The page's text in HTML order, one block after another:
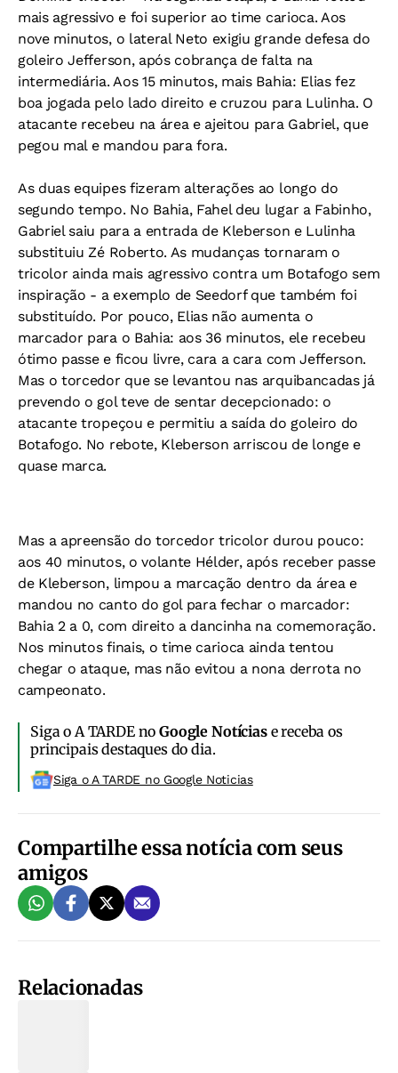
mais agressivo e foi superior ao time carioca. Aos
nove minutos, o lateral Neto exigiu grande defesa do
goleiro Jefferson, após cobrança de falta na
intermediária. Aos 15 minutos, mais Bahia: Elias fez
boa jogada pelo lado direito e cruzou para Lulinha. O
atacante recebeu na área e ajeitou para Gabriel, que
pegou mal e mandou para fora.
As duas equipes fizeram alterações ao longo do
segundo tempo. No Bahia, Fahel deu lugar a Fabinho,
Gabriel saiu para a entrada de Kleberson e Lulinha
substituiu Zé Roberto. As mudanças tornaram o
tricolor ainda mais agressivo contra um Botafogo sem
inspiração - a exemplo de Seedorf que também foi
substituído. Por pouco, Elias não aumenta o
marcador para o Bahia: aos 36 minutos, ele recebeu
ótimo passe e ficou livre, cara a cara com Jefferson.
Mas o torcedor que se levantou nas arquibancadas já
prevendo o gol teve de sentar decepcionado: o
atacante tropeçou e permitiu a saída do goleiro do
Botafogo. No rebote, Kleberson arriscou de longe e
quase marca.
Mas a apreensão do torcedor tricolor durou pouco:
aos 40 minutos, o volante Hélder, após receber passe
de Kleberson, limpou a marcação dentro da área e
mandou no canto do gol para fechar o marcador:
Bahia 2 a 0, com direito a dancinha na comemoração.
Nos minutos finais, o time carioca ainda tentou
chegar o ataque, mas não evitou a nona derrota no
campeonato.
Siga o A TARDE noGoogle Notíciase receba os
principais destaques do dia.
Siga o A TARDE no Google Noticias
Compartilhe essa notícia com seus
amigos
Relacionadas